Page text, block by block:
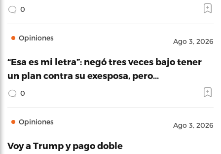
0
Opiniones Ago 3, 2026
“Esa es mi letra”: negó tres veces bajo tener
un plan contra su exesposa, pero…
0
Opiniones Ago 3, 2026
Voy a Trump y pago doble